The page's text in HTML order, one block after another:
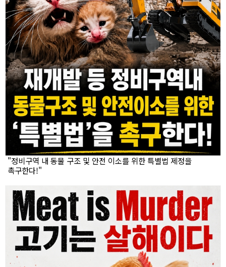
"정비구역 내 동물 구조 및 안전 이소를 위한 특별법 제정을
촉구한다!"